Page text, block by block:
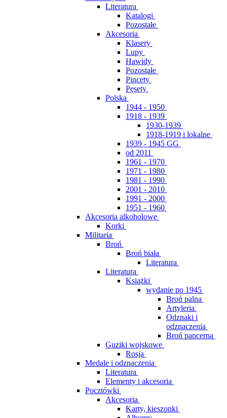
Literatura
Katalogi
Pozostałe
Akcesoria
Klasery
Lupy
Hawidy
Pozostałe
Pincety
Pęsety
Polska
1944 - 1950
1918 - 1939
1930-1939
1918-1919 i lokalne
1939 - 1945 GG
od 2011
1961 - 1970
1971 - 1980
1981 - 1990
2001 - 2010
1991 - 2000
1951 - 1960
Akcesoria alkoholowe
Korki
Militaria
Broń
Broń biała
Literatura
Literatura
Książki
wydanie po 1945
Broń palna
Artyleria
Odznaki i
odznaczenia
Broń pancerna
Guziki wojskowe
Rosja
Medale i odznaczenia
Literatura
Elementy i akcesoria
Pocztówki
Akcesoria
Karty, kieszonki